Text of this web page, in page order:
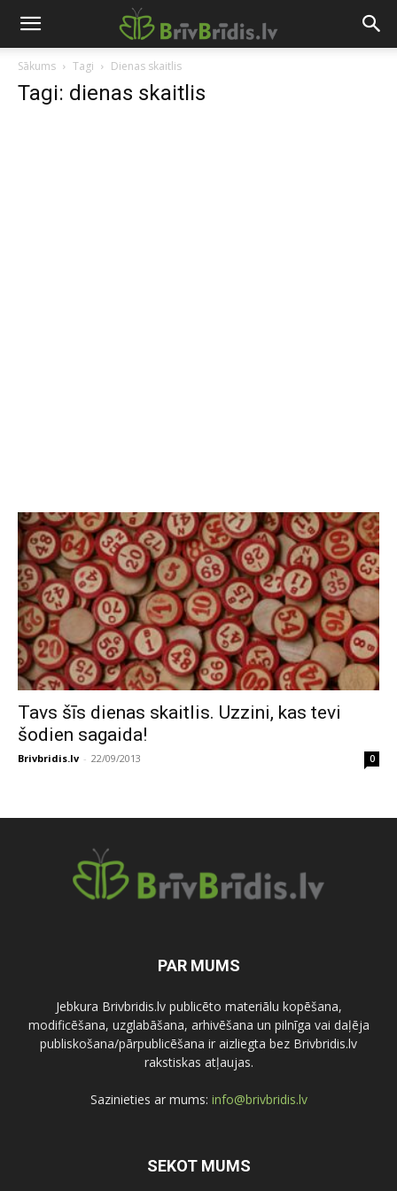
Sākums Tagi Dienas skaitlis
Tagi: dienas skaitlis
Tavs šīs dienas skaitlis. Uzzini, kas tevi
šodien sagaida!
Brivbridis.lv - 22/09/2013 0
PAR MUMS
Jebkura Brivbridis.lv publicēto materiālu kopēšana,
modificēšana, uzglabāšana, arhivēšana un pilnīga vai daļēja
publiskošana/pārpublicēšana ir aizliegta bez Brivbridis.lv
rakstiskas atļaujas.
Sazinieties ar mums: info@brivbridis.lv
SEKOT MUMS